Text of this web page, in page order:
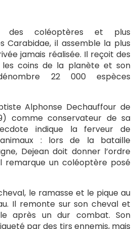
des coléoptères et plus
Carabidae, il assemble la plus
jamais réalisée. Il reçoit des
coins de la planète et son
22 000 espèces
Alphonse Dechauffour de
comme conservateur de sa
indique la ferveur de
: lors de la bataille
Dejean doit donner l’ordre
remarque un coléoptère posé
le ramasse et le pique au
Il remonte sur son cheval et
après un dur combat. Son
par des tirs ennemis, mais